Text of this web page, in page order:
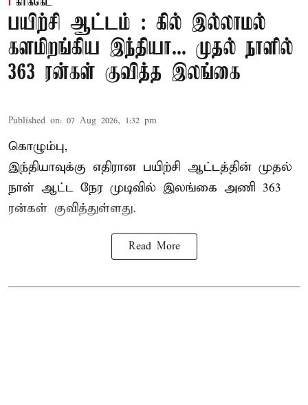
கிரிக்கெட்
பயிற்சி ஆட்டம் : கில் இல்லாமல்
களமிறங்கிய இந்தியா... முதல் நாளில்
363 ரன்கள் குவித்த இலங்கை
Published on: 07 Aug 2026, 1:32 pm
கொழும்பு,
இந்தியாவுக்கு எதிரான பயிற்சி ஆட்டத்தின் முதல்
நாள் ஆட்ட நேர முடிவில் இலங்கை அணி 363
ரன்கள் குவித்துள்ளது.
Read More